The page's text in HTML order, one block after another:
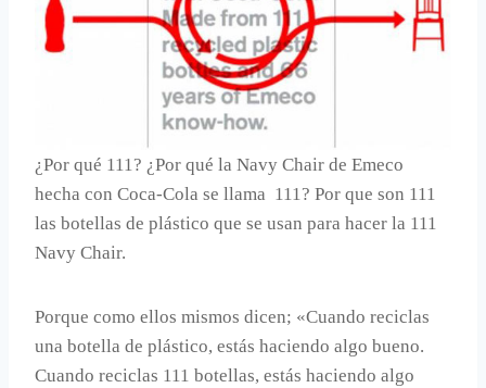
¿Por qué 111? ¿Por qué la Navy Chair de Emeco
hecha con Coca-Cola se llama 111? Por que son 111
las botellas de plástico que se usan para hacer la 111
Navy Chair.
Porque como ellos mismos dicen; «Cuando reciclas
una botella de plástico, estás haciendo algo bueno.
Cuando reciclas 111 botellas, estás haciendo algo